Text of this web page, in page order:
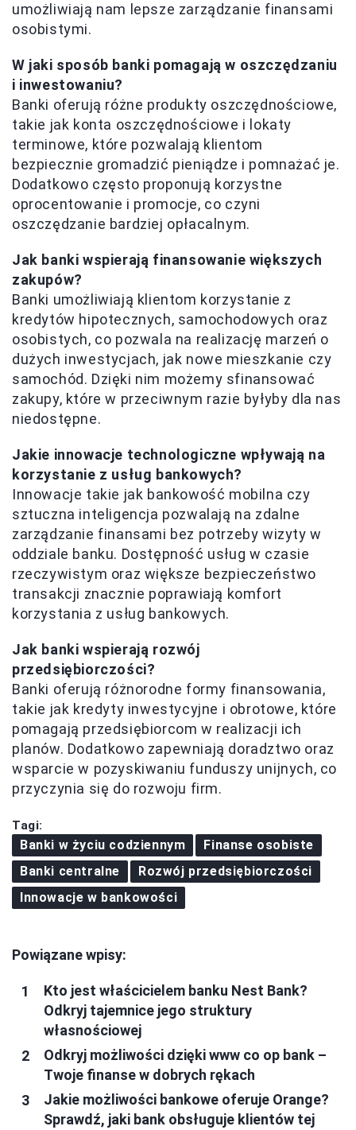
umożliwiają nam lepsze zarządzanie finansami
osobistymi.
W jaki sposób banki pomagają w oszczędzaniu
i inwestowaniu?
Banki oferują różne produkty oszczędnościowe,
takie jak konta oszczędnościowe i lokaty
terminowe, które pozwalają klientom
bezpiecznie gromadzić pieniądze i pomnażać je.
Dodatkowo często proponują korzystne
oprocentowanie i promocje, co czyni
oszczędzanie bardziej opłacalnym.
Jak banki wspierają finansowanie większych
zakupów?
Banki umożliwiają klientom korzystanie z
kredytów hipotecznych, samochodowych oraz
osobistych, co pozwala na realizację marzeń o
dużych inwestycjach, jak nowe mieszkanie czy
samochód. Dzięki nim możemy sfinansować
zakupy, które w przeciwnym razie byłyby dla nas
niedostępne.
Jakie innowacje technologiczne wpływają na
korzystanie z usług bankowych?
Innowacje takie jak bankowość mobilna czy
sztuczna inteligencja pozwalają na zdalne
zarządzanie finansami bez potrzeby wizyty w
oddziale banku. Dostępność usług w czasie
rzeczywistym oraz większe bezpieczeństwo
transakcji znacznie poprawiają komfort
korzystania z usług bankowych.
Jak banki wspierają rozwój
przedsiębiorczości?
Banki oferują różnorodne formy finansowania,
takie jak kredyty inwestycyjne i obrotowe, które
pomagają przedsiębiorcom w realizacji ich
planów. Dodatkowo zapewniają doradztwo oraz
wsparcie w pozyskiwaniu funduszy unijnych, co
przyczynia się do rozwoju firm.
Tagi:
Banki w życiu codziennym
Finanse osobiste
Banki centralne
Rozwój przedsiębiorczości
Innowacje w bankowości
Powiązane wpisy:
Kto jest właścicielem banku Nest Bank?
Odkryj tajemnice jego struktury
własnościowej
Odkryj możliwości dzięki www co op bank –
Twoje finanse w dobrych rękach
Jakie możliwości bankowe oferuje Orange?
Sprawdź, jaki bank obsługuje klientów tej